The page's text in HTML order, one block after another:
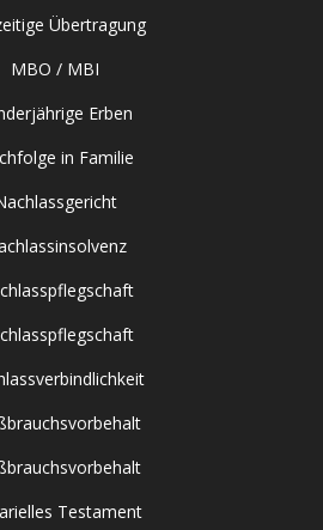
Übertragung
MBO / MBI
Erben
in Familie
Testament